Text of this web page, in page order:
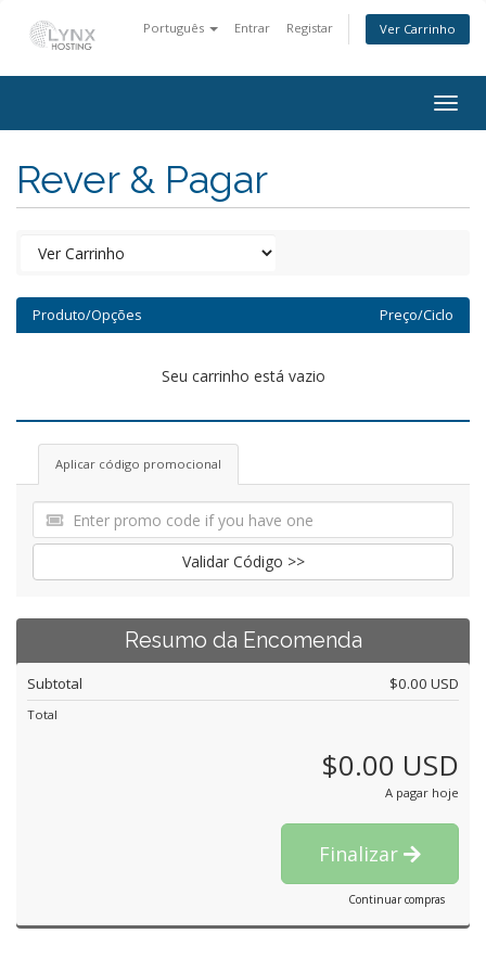
Português Entrar Registar Ver Carrinho
Rever & Pagar
Produto/Opções Preço/Ciclo
Seu carrinho está vazio
Aplicar código promocional
Validar Código >>
Resumo da Encomenda
Subtotal $0.00 USD
Total
$0.00 USD
A pagar hoje
Finalizar
Continuar compras